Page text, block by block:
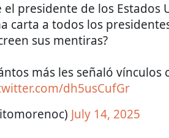
el presidente de los Estados
carta a todos los
sus mentiras?
más les señaló vínculos
dh5usCufGr
July 14, 2025